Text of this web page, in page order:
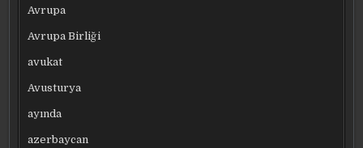
Avrupa
Avrupa Birliği
avukat
Avusturya
ayında
azerbaycan